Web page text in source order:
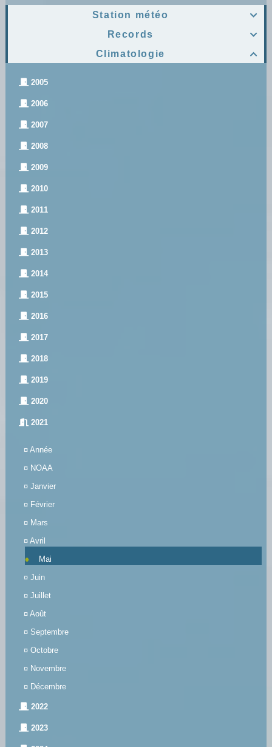

Station météo

Records

Climatologie
2005
2006
2007
2008
2009
2010
2011
2012
2013
2014
2015
2016
2017
2018
2019
2020
2021
¤ Année
¤ NOAA
¤ Janvier
¤ Février
¤ Mars
¤ Avril
Mai
¤ Juin
¤ Juillet
¤ Août
¤ Septembre
¤ Octobre
¤ Novembre
¤ Décembre
2022
2023